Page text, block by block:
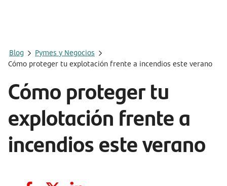
Blog
Pymes y Negocios
Cómo proteger tu explotación frente a incendios este verano
Cómo proteger tu
explotación frente a
incendios este verano